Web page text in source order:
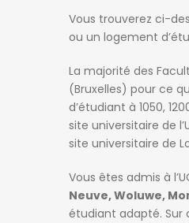
Vous trouverez ci-
ou un logement
La majorité des
(Bruxelles) pour ce
d’étudiant à 1050,
site universitaire de
site universitaire de
Vous êtes admis à
Neuve, Woluwe,
étudiant adapté. Sur